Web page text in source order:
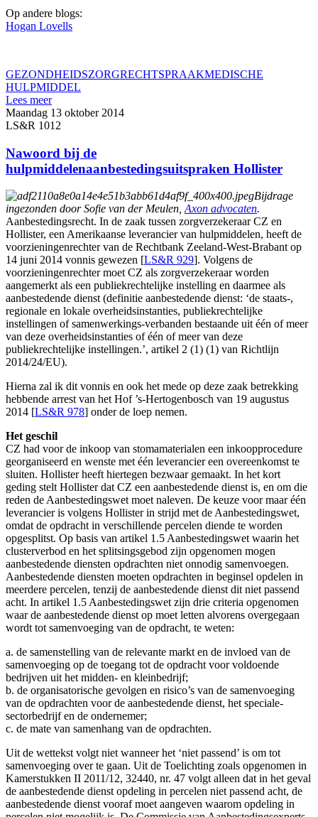
Op andere blogs:
Hogan Lovells
GEZONDHEIDSZORGRECHTSPRAAKMEDISCHE
HULPMIDDEL
Lees meer
Maandag 13 oktober 2014
LS&R 1012
Nawoord bij de
hulpmiddelenaanbestedingsuitspraken Hollister
Bijdrage
ingezonden door Sofie van der Meulen, Axon advocaten.
Aanbestedingsrecht. In de zaak tussen zorgverzekeraar CZ en
Hollister, een Amerikaanse leverancier van hulpmiddelen, heeft de
voorzieningenrechter van de Rechtbank Zeeland-West-Brabant op
14 juni 2014 vonnis gewezen [LS&R 929]. Volgens de
voorzieningenrechter moet CZ als zorgverzekeraar worden
aangemerkt als een publiekrechtelijke instelling en daarmee als
aanbestedende dienst (definitie aanbestedende dienst: ‘de staats-,
regionale en lokale overheidsinstanties, publiekrechtelijke
instellingen of samenwerkings-verbanden bestaande uit één of meer
van deze overheidsinstanties of één of meer van deze
publiekrechtelijke instellingen.’, artikel 2 (1) (1) van Richtlijn
2014/24/EU).
Hierna zal ik dit vonnis en ook het mede op deze zaak betrekking
hebbende arrest van het Hof ’s-Hertogenbosch van 19 augustus
2014 [LS&R 978] onder de loep nemen.
Het geschil
CZ had voor de inkoop van stomamaterialen een inkoopprocedure
georganiseerd en wenste met één leverancier een overeenkomst te
sluiten. Hollister heeft hiertegen bezwaar gemaakt. In het kort
geding stelt Hollister dat CZ een aanbestedende dienst is, en om die
reden de Aanbestedingswet moet naleven. De keuze voor maar één
leverancier is volgens Hollister in strijd met de Aanbestedingswet,
omdat de opdracht in verschillende percelen diende te worden
opgesplitst. Op basis van artikel 1.5 Aanbestedingswet waarin het
clusterverbod en het splitsingsgebod zijn opgenomen mogen
aanbestedende diensten opdrachten niet onnodig samenvoegen.
Aanbestedende diensten moeten opdrachten in beginsel opdelen in
meerdere percelen, tenzij de aanbestedende dienst dit niet passend
acht. In artikel 1.5 Aanbestedingswet zijn drie criteria opgenomen
waar de aanbestedende dienst op moet letten alvorens overgegaan
wordt tot samenvoeging van de opdracht, te weten:
a. de samenstelling van de relevante markt en de invloed van de
samenvoeging op de toegang tot de opdracht voor voldoende
bedrijven uit het midden- en kleinbedrijf;
b. de organisatorische gevolgen en risico’s van de samenvoeging
van de opdrachten voor de aanbestedende dienst, het speciale-
sectorbedrijf en de ondernemer;
c. de mate van samenhang van de opdrachten.
Uit de wettekst volgt niet wanneer het ‘niet passend’ is om tot
samenvoeging over te gaan. Uit de Toelichting zoals opgenomen in
Kamerstukken II 2011/12, 32440, nr. 47 volgt alleen dat in het geval
de aanbestedende dienst opdeling in percelen niet passend acht, de
aanbestedende dienst vooraf moet aangeven waarom opdeling in